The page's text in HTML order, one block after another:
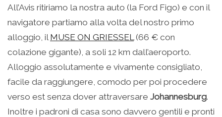
All’Avis ritiriamo la nostra auto (la Ford Figo) e con il
navigatore partiamo alla volta del nostro primo
alloggio, il MUSE ON GRIESSEL (66 € con
colazione gigante), a soli 12 km dall’aeroporto.
Alloggio assolutamente e vivamente consigliato,
facile da raggiungere, comodo per poi procedere
verso est senza dover attraversare Johannesburg.
Inoltre i padroni di casa sono davvero gentili e pronti